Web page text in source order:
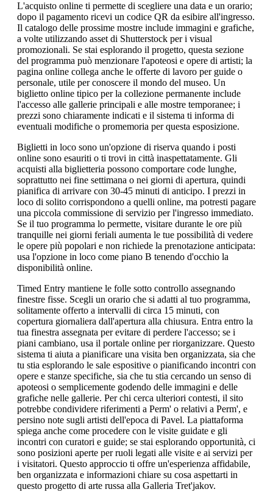
L'acquisto online ti permette di scegliere una data e un orario;
dopo il pagamento ricevi un codice QR da esibire all'ingresso.
Il catalogo delle prossime mostre include immagini e grafiche,
a volte utilizzando asset di Shutterstock per i visual
promozionali. Se stai esplorando il progetto, questa sezione
del programma può menzionare l'apoteosi e opere di artisti; la
pagina online collega anche le offerte di lavoro per guide o
personale, utile per conoscere il mondo del museo. Un
biglietto online tipico per la collezione permanente include
l'accesso alle gallerie principali e alle mostre temporanee; i
prezzi sono chiaramente indicati e il sistema ti informa di
eventuali modifiche o promemoria per questa esposizione.
Biglietti in loco sono un'opzione di riserva quando i posti
online sono esauriti o ti trovi in città inaspettatamente. Gli
acquisti alla biglietteria possono comportare code lunghe,
soprattutto nei fine settimana o nei giorni di apertura, quindi
pianifica di arrivare con 30-45 minuti di anticipo. I prezzi in
loco di solito corrispondono a quelli online, ma potresti pagare
una piccola commissione di servizio per l'ingresso immediato.
Se il tuo programma lo permette, visitare durante le ore più
tranquille nei giorni feriali aumenta le tue possibilità di vedere
le opere più popolari e non richiede la prenotazione anticipata:
usa l'opzione in loco come piano B tenendo d'occhio la
disponibilità online.
Timed Entry mantiene le folle sotto controllo assegnando
finestre fisse. Scegli un orario che si adatti al tuo programma,
solitamente offerto a intervalli di circa 15 minuti, con
copertura giornaliera dall'apertura alla chiusura. Entra entro la
tua finestra assegnata per evitare di perdere l'accesso; se i
piani cambiano, usa il portale online per riorganizzare. Questo
sistema ti aiuta a pianificare una visita ben organizzata, sia che
tu stia esplorando le sale espositive o pianificando incontri con
opere e stanze specifiche, sia che tu stia cercando un senso di
apoteosi o semplicemente godendo delle immagini e delle
grafiche nelle gallerie. Per chi cerca ulteriori contesti, il sito
potrebbe condividere riferimenti a Perm' o relativi a Perm', e
persino note sugli artisti dell'epoca di Pavel. La piattaforma
spiega anche come procedere con le visite guidate e gli
incontri con curatori e guide; se stai esplorando opportunità, ci
sono posizioni aperte per ruoli legati alle visite e ai servizi per
i visitatori. Questo approccio ti offre un'esperienza affidabile,
ben organizzata e informazioni chiare su cosa aspettarti in
questo progetto di arte russa alla Galleria Tret'jakov.